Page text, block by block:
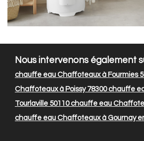
Nous intervenons également
chauffe eau Chaffoteaux à Fourmies
Chaffoteaux à Poissy 78300chauffe
Tourlaville 50110chauffe eau
chauffe eau Chaffoteaux à Gournay